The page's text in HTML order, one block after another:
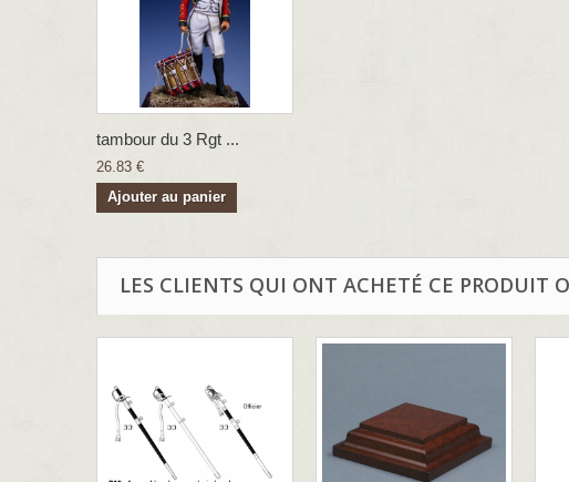
tambour du 3 Rgt ...
26.83 €
Ajouter au panier
LES CLIENTS QUI ONT ACHETÉ CE PRODUIT